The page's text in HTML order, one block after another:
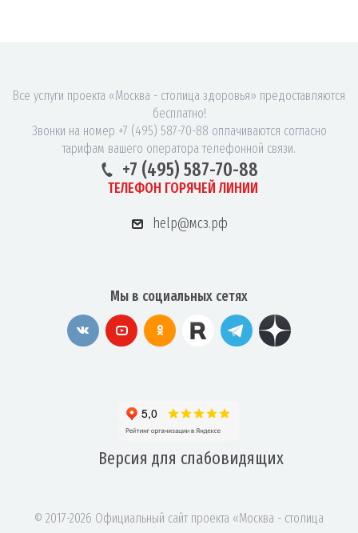
Все услуги проекта «Москва - столица здоровья» предоставляются
бесплатно!
Звонки на номер +7 (495) 587-70-88 оплачиваются согласно
тарифам вашего оператора телефонной связи.
+7 (495) 587-70-88
ТЕЛЕФОН ГОРЯЧЕЙ ЛИНИИ
help@мсз.рф
Мы в социальных сетях
Версия для слабовидящих
© 2017-2026 Официальный сайт проекта «Москва - столица